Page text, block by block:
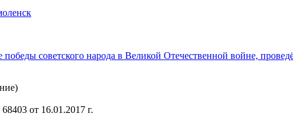
советского народа в Великой Отечественной войне,
от 16.01.2017 г.